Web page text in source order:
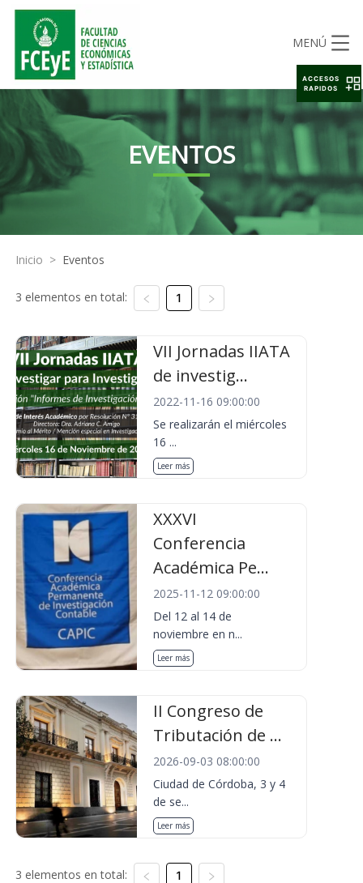
MENÚ
EVENTOS
Inicio > Eventos
3 elementos en total: 1
VII Jornadas IIATA
de investig...
2022-11-16 09:00:00
Se realizarán el miércoles
16 ...
Leer más
XXXVI
Conferencia
Académica Pe...
2025-11-12 09:00:00
Del 12 al 14 de
noviembre en n...
Leer más
II Congreso de
Tributación de ...
2026-09-03 08:00:00
Ciudad de Córdoba, 3 y 4
de se...
Leer más
3 elementos en total: 1
ACCESOS
RAPIDOS